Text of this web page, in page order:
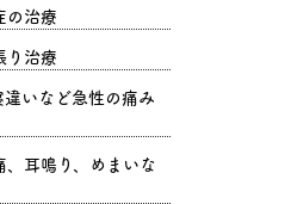
の治療
り治療
違いなど急性の痛み
、耳鳴り、めまいな